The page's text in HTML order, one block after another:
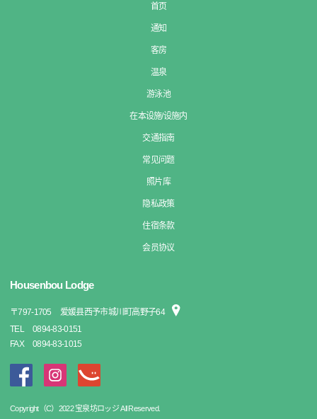
首页
通知
客房
温泉
游泳池
在本设施/设施内
交通指南
常见问题
照片库
隐私政策
住宿条款
会员协议
Housenbou Lodge
〒797-1705
爱媛县西予市城川町高野子64
TEL
0894-83-0151
FAX
0894-83-1015
Copyright（C）2022 宝泉坊ロッジ All Reserved.